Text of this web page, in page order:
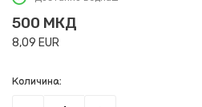
500 МКД
8,09 EUR
Количина: